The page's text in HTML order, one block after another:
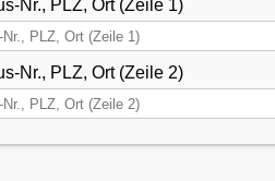
Nr., PLZ, Ort (Zeile 1)
Nr., PLZ, Ort (Zeile 2)